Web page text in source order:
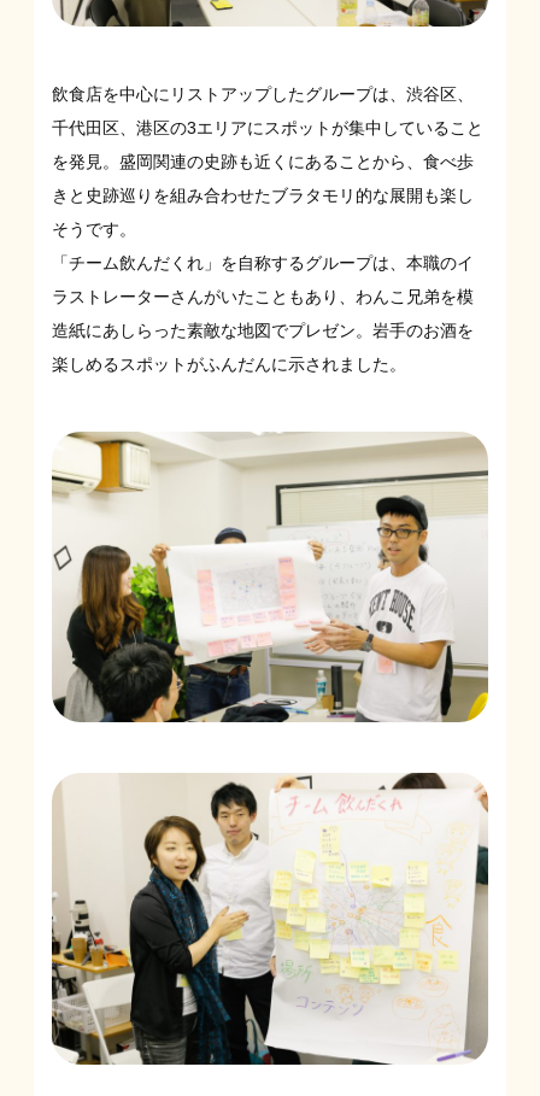
飲食店を中心にリストアップしたグループは、渋谷区、
千代田区、港区の3エリアにスポットが集中していること
を発見。盛岡関連の史跡も近くにあることから、食べ歩
きと史跡巡りを組み合わせたブラタモリ的な展開も楽し
そうです。
「チーム飲んだくれ」を自称するグループは、本職のイ
ラストレーターさんがいたこともあり、わんこ兄弟を模
造紙にあしらった素敵な地図でプレゼン。岩手のお酒を
楽しめるスポットがふんだんに示されました。